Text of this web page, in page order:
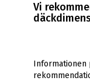
Vi
Informationen